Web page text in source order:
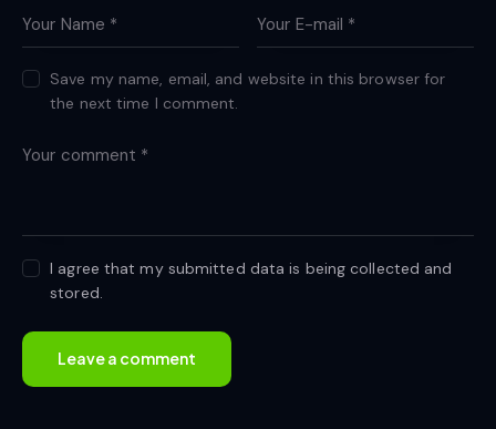
Save my name, email, and website in this browser for
the next time I comment.
I agree that my submitted data is being collected and
stored.